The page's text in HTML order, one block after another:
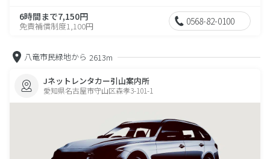
6時間まで7,150円
免責補償制度1,100円 0568-82-0100
八竜市民緑地から 2613m
Jネットレンタカー引山案内所
愛知県名古屋市守山区森孝3-101-1